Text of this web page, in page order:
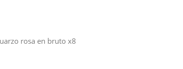
rosa en bruto x8